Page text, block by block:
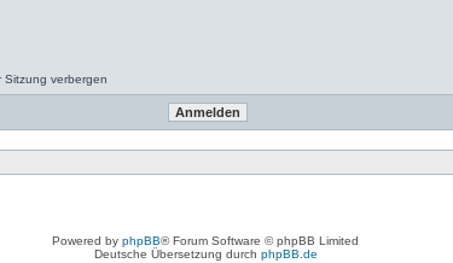
Sitzung verbergen
Powered by phpBB® Forum Software © phpBB Limited
Deutsche Übersetzung durch phpBB.de